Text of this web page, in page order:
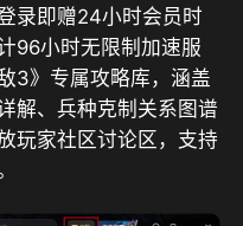
录即赠24小时会员时
96小时无限制加速服
3》专属攻略库，涵盖
解、兵种克制关系图谱
玩家社区讨论区，支持